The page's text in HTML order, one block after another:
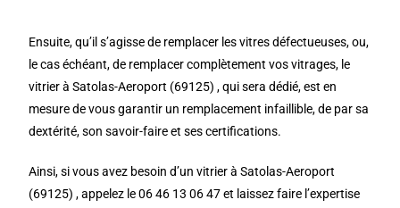
Ensuite, qu’il s’agisse de remplacer les vitres défectueuses, ou,
le cas échéant, de remplacer complètement vos vitrages, le
vitrier à Satolas-Aeroport (69125) , qui sera dédié, est en
mesure de vous garantir un remplacement infaillible, de par sa
dextérité, son savoir-faire et ses certifications.
Ainsi, si vous avez besoin d’un vitrier à Satolas-Aeroport
(69125) , appelez le 06 46 13 06 47 et laissez faire l’expertise